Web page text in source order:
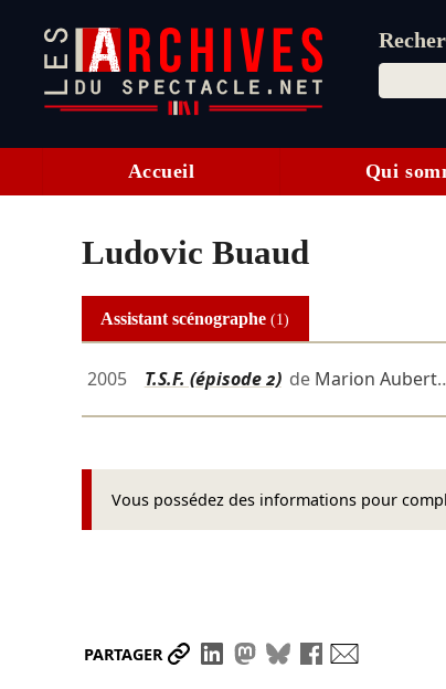
Accueil Qui
Ludovic Buaud
Assistant scénographe(1)
2005 T.S.F. (épisode 2)de Marion Aubert
Vous possédez des informations pour
PARTAGER Partager le lien
Partager sur LinkedIn
Partager sur
Partager sur
Partager sur